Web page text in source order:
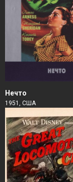
Нечто
1951, США